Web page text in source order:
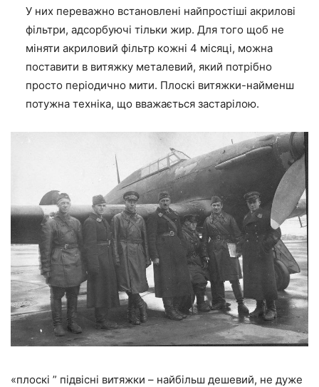
У них переважно встановлені найпростіші акрилові
фільтри, адсорбуючі тільки жир. Для того щоб не
міняти акриловий фільтр кожні 4 місяці, можна
поставити в витяжку металевий, який потрібно
просто періодично мити. Плоскі витяжки-найменш
потужна техніка, що вважається застарілою.
«плоскі ” підвісні витяжки – найбільш дешевий, не дуже